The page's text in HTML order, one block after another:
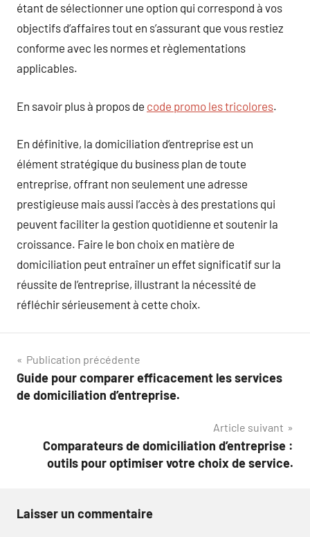
étant de sélectionner une option qui correspond à vos
objectifs d’affaires tout en s’assurant que vous restiez
conforme avec les normes et règlementations
applicables.
En savoir plus à propos de code promo les tricolores.
En définitive, la domiciliation d’entreprise est un
élément stratégique du business plan de toute
entreprise, offrant non seulement une adresse
prestigieuse mais aussi l’accès à des prestations qui
peuvent faciliter la gestion quotidienne et soutenir la
croissance. Faire le bon choix en matière de
domiciliation peut entraîner un effet significatif sur la
réussite de l’entreprise, illustrant la nécessité de
réfléchir sérieusement à cette choix.
Navigation
de
Publication précédente
Guide pour comparer efficacement les services
de domiciliation d’entreprise.
Article suivant
Comparateurs de domiciliation d’entreprise :
outils pour optimiser votre choix de service.
Laisser un commentaire